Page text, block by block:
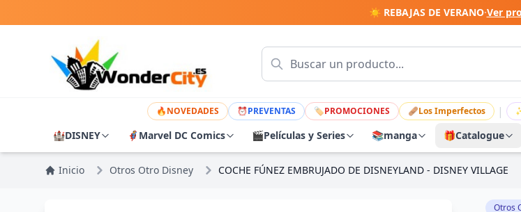
☀️ REBAJAS DE VERANO·Ver
🔥NOVEDADES ⏰PREVENTAS 🏷PROMOCIONES 🩹Los Imperfectos |
🏰DISNEY 🦸 Marvel DC Comics 🎬Películas y Series 📚manga 🎁Catalogue
Inicio Otros Otro Disney COCHE FÚNEZ EMBRUJADO DE DISNEYLAND - DISNEY VILLAGE
Otros